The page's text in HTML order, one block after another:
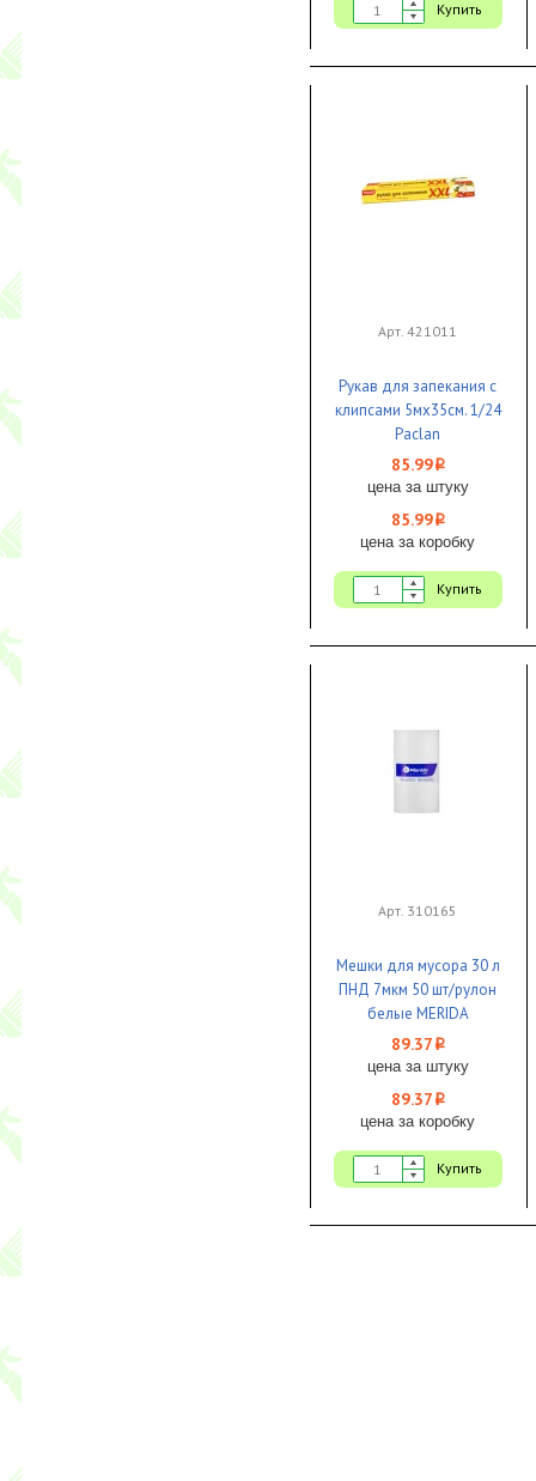
Купить
Арт. 421011
Рукав для запекания с
клипсами 5мх35см. 1/24
Paclan
85.99i
цена за штуку
85.99i
цена за коробку
Купить
Арт. 310165
Мешки для мусора 30 л
ПНД 7мкм 50 шт/рулон
белые MERIDA
СТАНДАРТ 1/50
89.37 i
цена за штуку
89.37 i
цена за коробку
Купить